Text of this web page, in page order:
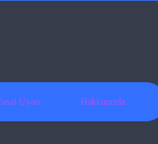
Uyarı Hakkımızda